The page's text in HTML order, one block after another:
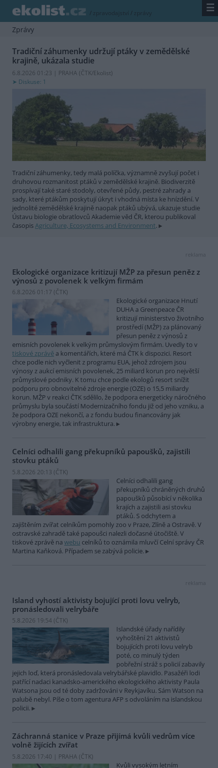
/ zpravodajství / zprávy ☰
Zprávy
Tradiční záhumenky udržují ptáky v zemědělské
krajině, ukázala studie
6.8.2026 01:23 | PRAHA (ČTK/Ekolist)
Diskuse: 1
Tradiční záhumenky, tedy malá políčka, významně zvyšují počet i
druhovou rozmanitost ptáků v zemědělské krajině. Biodiverzitě
prospívají také staré stodoly, otevřené půdy, pestré zahrady a
sady, které ptákům poskytují úkryt i vhodná místa ke hnízdění. V
jednolité zemědělské krajině naopak ptáků ubývá, ukazuje studie
Ústavu biologie obratlovců Akademie věd ČR, kterou publikoval
časopisAgriculture, Ecosystems and Environment.
reklama
Ekologické organizace kritizují MŽP za přesun peněz z
výnosů z povolenek k velkým firmám
6.8.2026 01:17 (ČTK)
Ekologické organizace Hnutí
DUHA a Greenpeace ČR
kritizují ministerstvo životního
prostředí (MŽP) za plánovaný
přesun peněz z výnosů z
emisních povolenek k velkým průmyslovým firmám. Uvedly to v
tiskové zprávě a komentářích, které má ČTK k dispozici. Resort
chce podle nich vyčlenit z programu EUA, jehož zdrojem jsou
výnosy z aukcí emisních povolenek, 25 miliard korun pro největší
průmyslové podniky. K tomu chce podle ekologů resort snížit
podporu pro obnovitelné zdroje energie (OZE) o 15,5 miliardy
korun. MŽP v reakci ČTK sdělilo, že podpora energeticky náročného
průmyslu byla součástí Modernizačního fondu již od jeho vzniku, a
že podpora OZE nekončí, a z fondu budou financovány jak
výrobny energie, tak infrastruktura.
Celníci odhalili gang překupníků papoušků, zajistili
stovku ptáků
5.8.2026 20:13 (ČTK)
Celníci odhalili gang
překupníků chráněných druhů
papoušků působící v několika
krajích a zajistili asi stovku
ptáků. S odchytem a
zajištěním zvířat celníkům pomohly zoo v Praze, Zlíně a Ostravě. V
ostravské zahradě také papoušci nalezli dočasné útočiště. V
tiskové zprávě na webu celníků to oznámila mluvčí Celní správy ČR
Martina Kaňková. Případem se zabývá policie.
reklama
Island vyhostí aktivisty bojující proti lovu velryb,
pronásledovali velrybáře
5.8.2026 19:54 (ČTK)
Islandské úřady nařídily
vyhoštění 21 aktivistů
bojujících proti lovu velryb
poté, co minulý týden
pobřežní stráž s policií zabavily
jejich loď, která pronásledovala velrybářské plavidlo. Pasažéři lodi
patřící nadaci kanadsko-amerického ekologického aktivisty Paula
Watsona jsou od té doby zadržováni v Reykjavíku. Sám Watson na
palubě nebyl. Píše o tom agentura AFP s odvoláním na islandskou
policii.
Záchranná stanice v Praze přijímá kvůli vedrům více
volně žijících zvířat
5.8.2026 17:40 | PRAHA (ČTK)
Kvůli vysokým letním